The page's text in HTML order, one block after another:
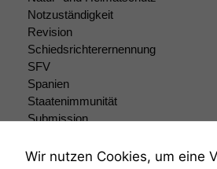
Notzuständigkeit
Revision
Schiedsrichterernennung
SFV
Spanien
Staatenimmunität
Submission
Teilungsklage
Wir nutzen Cookies, um eine
zu